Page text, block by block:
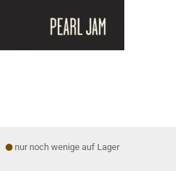
nur noch wenige auf Lager